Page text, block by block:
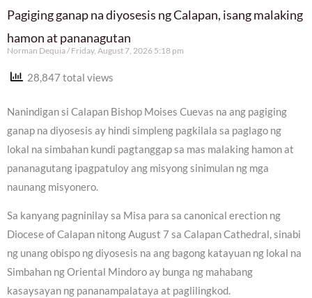
Pagiging ganap na diyosesis ng Calapan, isang malaking
hamon at pananagutan
Norman Dequia Friday, August 7, 2026 5:18 pm
28,847 total views
Nanindigan si Calapan Bishop Moises Cuevas na ang pagiging
ganap na diyosesis ay hindi simpleng pagkilala sa paglago ng
lokal na simbahan kundi pagtanggap sa mas malaking hamon at
pananagutang ipagpatuloy ang misyong sinimulan ng mga
naunang misyonero.
Sa kanyang pagninilay sa Misa para sa canonical erection ng
Diocese of Calapan nitong August 7 sa Calapan Cathedral, sinabi
ng unang obispo ng diyosesis na ang bagong katayuan ng lokal na
Simbahan ng Oriental Mindoro ay bunga ng mahabang
kasaysayan ng pananampalataya at paglilingkod.